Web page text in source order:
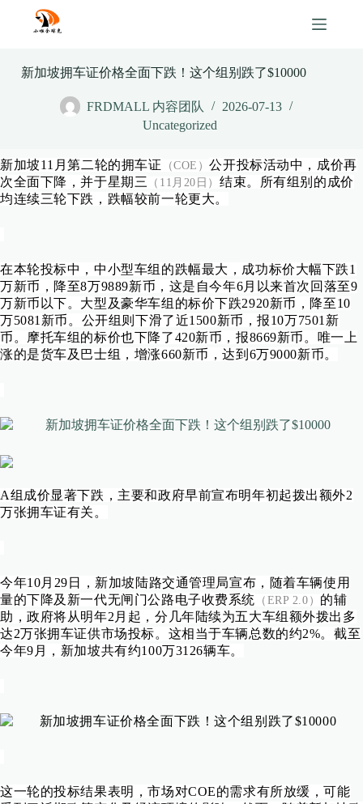
content
新加坡拥车证价格全面下跌！这个组别跌了$10000
FRDMALL 内容团队
2026-07-13
Uncategorized
新加坡11月第二轮的拥车证 （COE）公开投标活动中，成价再
次全面下降，并于星期三 （11月20日） 结束。所有组别的成价
均连续三轮下跌，跌幅较前一轮更大。
在本轮投标中，中小型车组的跌幅最大，成功标价大幅下跌1
万新币，降至8万9889新币，这是自今年6月以来首次回落至9
万新币以下。大型及豪华车组的标价下跌2920新币，降至10
万5081新币。公开组则下滑了近1500新币，报10万7501新
币。摩托车组的标价也下降了420新币，报8669新币。唯一上
涨的是货车及巴士组，增涨660新币，达到6万9000新币。
A组成价显著下跌，主要和政府早前宣布明年初起拨出额外2
万张拥车证有关。
今年10月29日，新加坡陆路交通管理局宣布，随着车辆使用
量的下降及新一代无闸门公路电子收费系统 （ERP 2.0） 的辅
助，政府将从明年2月起，分几年陆续为五大车组额外拨出多
达2万张拥车证供市场投标。这相当于车辆总数的约2%。截至
今年9月，新加坡共有约100万3126辆车。
这一轮的投标结果表明，市场对COE的需求有所放缓，可能